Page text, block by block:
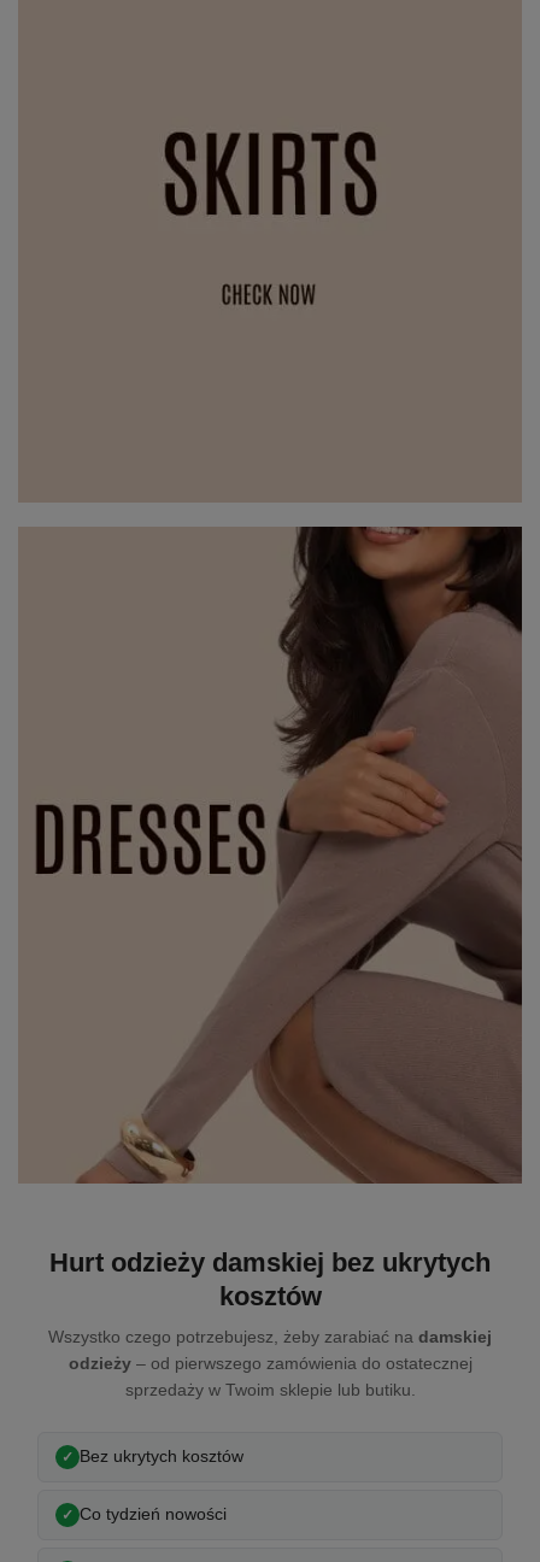
Hurt odzieży damskiej bez ukrytych
kosztów
Wszystko czego potrzebujesz, żeby zarabiać na damskiej
odzieży– od pierwszego zamówienia do ostatecznej
sprzedaży w Twoim sklepie lub butiku.
Bez ukrytych kosztów
Co tydzień nowości